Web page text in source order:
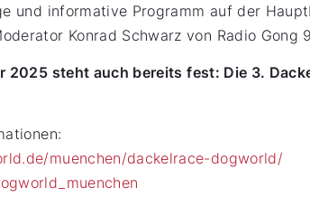
und informative Programm auf der
Konrad Schwarz von Radio Gong
2025 steht auch bereits fest: Die 3.
muenchen/dackelrace-dogworld/